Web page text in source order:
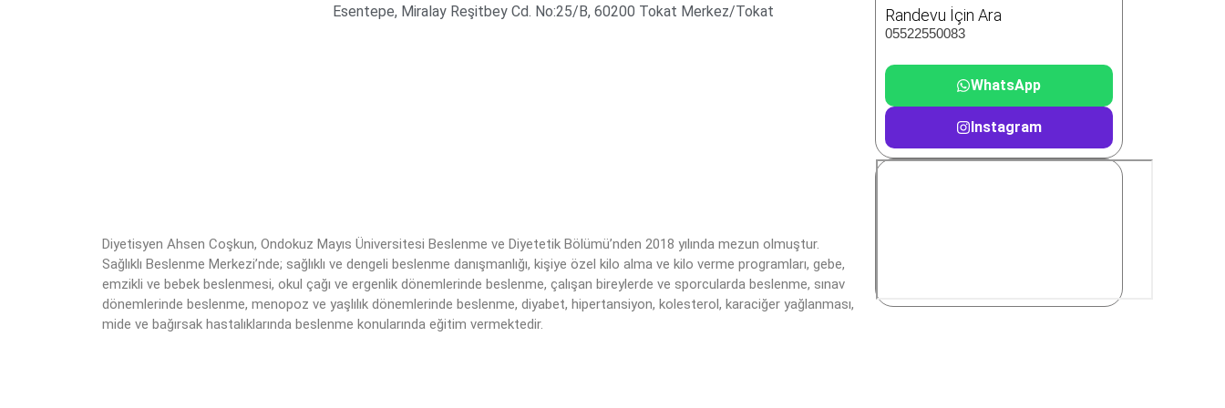
Esentepe, Miralay Reşitbey Cd. No:25/B, 60200 Tokat Merkez/Tokat
Diyetisyen Ahsen Coşkun, Ondokuz Mayıs Üniversitesi Beslenme ve Diyetetik Bölümü’nden 2018 yılında mezun olmuştur.
Sağlıklı Beslenme Merkezi’nde; sağlıklı ve dengeli beslenme danışmanlığı, kişiye özel kilo alma ve kilo verme programları, gebe,
emzikli ve bebek beslenmesi, okul çağı ve ergenlik dönemlerinde beslenme, çalışan bireylerde ve sporcularda beslenme, sınav
dönemlerinde beslenme, menopoz ve yaşlılık dönemlerinde beslenme, diyabet, hipertansiyon, kolesterol, karaciğer yağlanması,
mide ve bağırsak hastalıklarında beslenme konularında eğitim vermektedir.
Randevu İçin Ara
05522550083
WhatsApp
Instagram